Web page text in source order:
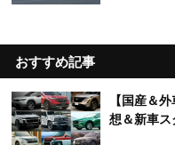
おすすめ記事
【国産＆
想＆新車ス